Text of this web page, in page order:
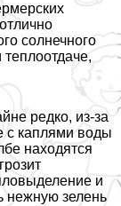
солнечного
редко, из-за
с каплями воды
находятся
и
нежную зелень